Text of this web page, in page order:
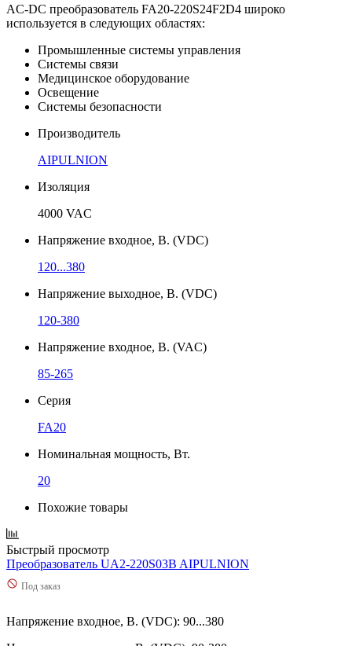
AC-DC преобразователь FA20-220S24F2D4 широко
используется в следующих областях:
Промышленные системы управления
Системы связи
Медицинское оборудование
Освещение
Системы безопасности
Производитель
AIPULNION
Изоляция
4000 VAC
Напряжение входное, В. (VDC)
120...380
Напряжение выходное, В. (VDC)
120-380
Напряжение входное, В. (VAC)
85-265
Серия
FA20
Номинальная мощность, Вт.
20
Похожие товары
Быстрый просмотр
Преобразователь UA2-220S03B AIPULNION
Под заказ
Напряжение входное, В. (VDC): 90...380